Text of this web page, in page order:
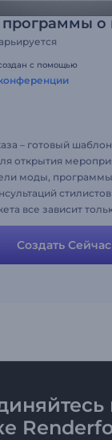
программы
с помощью
– готовый
открытия
моды,
все зависит
Используйте
фотографии, видео
вы
Создать Сейчас